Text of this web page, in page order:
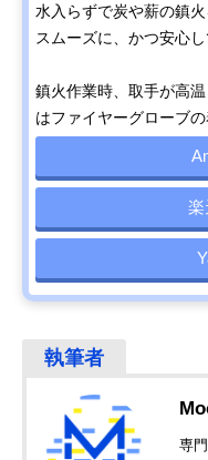
水入らずで炭や薪の鎮
スムーズに、かつ安心
鎮火作業時、取手が高
はファイヤーグローブの
楽
専